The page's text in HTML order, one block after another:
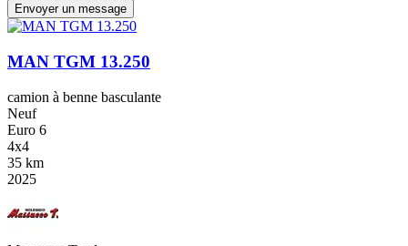
Envoyer un message
MAN TGM 13.250
camion à benne basculante
Neuf
Euro 6
4x4
35 km
2025